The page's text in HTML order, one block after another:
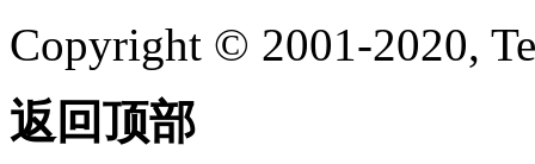
Copyright © 2001-2020,
返回顶部